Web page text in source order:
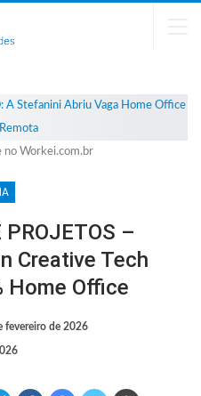
no Workei.com.br
PROJETOS –
Creative Tech
Home Office
fevereiro de 2026